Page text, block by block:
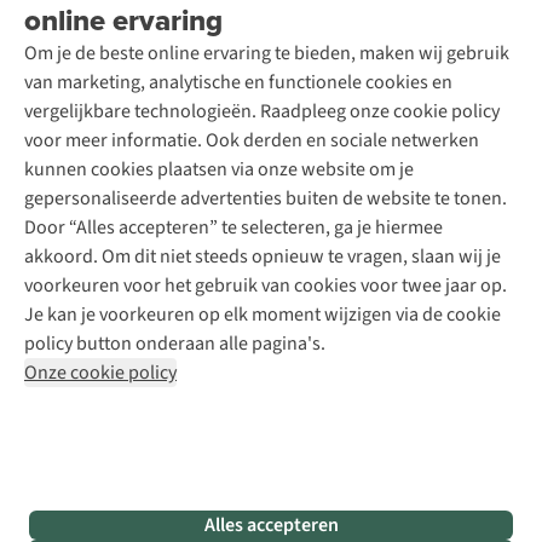
online ervaring
Om je de beste online ervaring te bieden, maken wij gebruik
van marketing, analytische en functionele cookies en
vergelijkbare technologieën. Raadpleeg onze cookie policy
voor meer informatie. Ook derden en sociale netwerken
kunnen cookies plaatsen via onze website om je
gepersonaliseerde advertenties buiten de website te tonen.
Door “Alles accepteren” te selecteren, ga je hiermee
akkoord. Om dit niet steeds opnieuw te vragen, slaan wij je
voorkeuren voor het gebruik van cookies voor twee jaar op.
Je kan je voorkeuren op elk moment wijzigen via de cookie
policy button onderaan alle pagina's.
Onze cookie policy
Alles accepteren
Contact
Toegankelijkheidsverklaring
Schoenonderhoud
Schoenherstelling
Kledingherstelling
Retouches
Voor bedrijven
Podcast
Explore Academy
Explore Camp
Gear Check
Inspiratie & advies
Meld je aan voor de nieuwsbrief
Follow us
Disclaimer Privacy Policy
Algemene voorwaarden
Cookie Policy